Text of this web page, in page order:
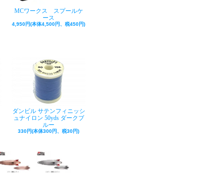
MCワークス スプールケ
ース
4,950円(本体4,500円、税450円)
ダンビル サテンフィニッシ
ュナイロン 50yds ダークブ
ルー
330円(本体300円、税30円)